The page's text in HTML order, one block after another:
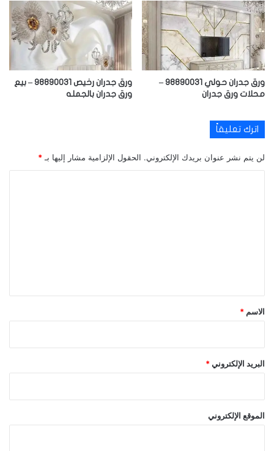
ورق جدران حولي 98890031 –
محلات ورق جدران
ورق جدران رخيص 98890031 – بيع
ورق جدران بالجمله
اترك تعليقاً
لن يتم نشر عنوان بريدك الإلكتروني. الحقول الإلزامية مشار إليها بـ *
*
الاسم *
البريد الإلكتروني *
الموقع الإلكتروني